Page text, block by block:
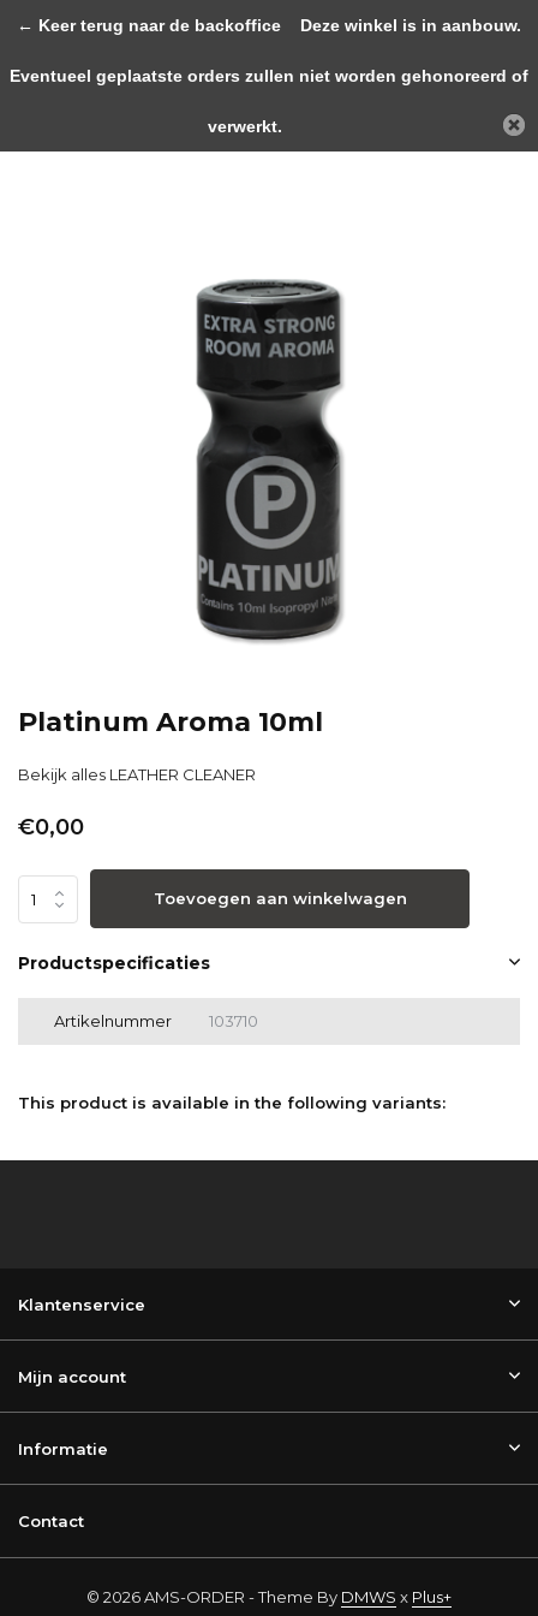
Home
Platinum Aroma 10ml
Bekijk alles LEATHER CLEANER
€0,00
Toevoegen aan winkelwagen
Productspecificaties
Artikelnummer 103710
This product is available in the following variants:
Klantenservice
Mijn account
Informatie
Contact
© 2026 AMS-ORDER - Theme By DMWS x Plus+
← Keer terug naar de backoffice Deze winkel is in aanbouw.
Eventueel geplaatste orders zullen niet worden gehonoreerd of
verwerkt.